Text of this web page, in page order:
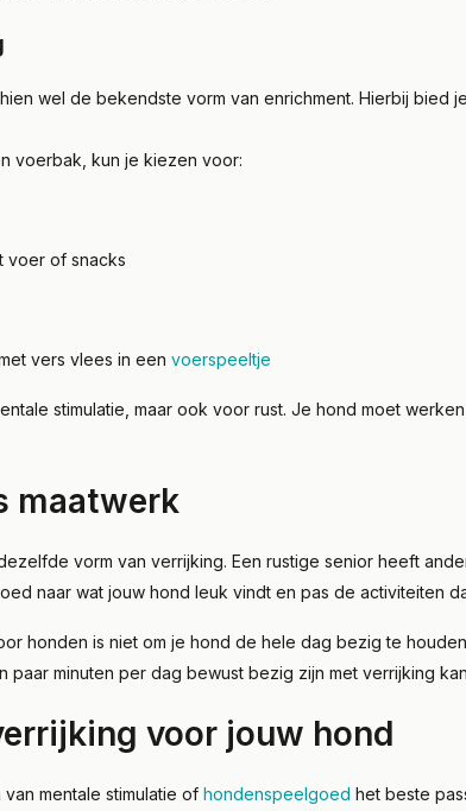
wel de bekendste vorm van enrichment. Hierbij bied
voerbak, kun je kiezen voor:
voer of snacks
vers vlees in een voerspeeltje
stimulatie, maar ook voor rust. Je hond moet
maatwerk
vorm van verrijking. Een rustige senior heeft
naar wat jouw hond leuk vindt en pas de activiteiten
honden is niet om je hond de hele dag bezig te
paar minuten per dag bewust bezig zijn met verrijking
voor jouw hond
mentale stimulatie of hondenspeelgoed het beste